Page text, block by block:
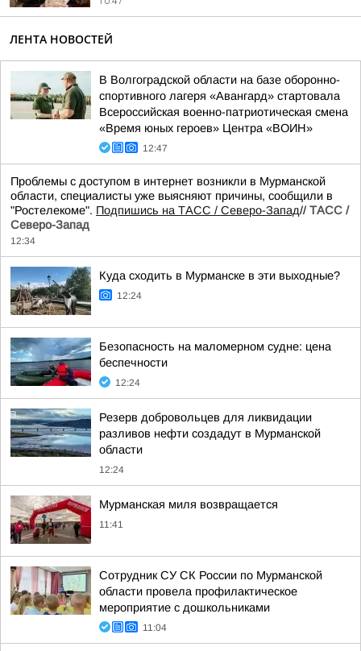
ЛЕНТА НОВОСТЕЙ
В Волгоградской области на базе оборонно-
спортивного лагеря «Авангард» стартовала
Всероссийская военно-патриотическая смена
«Время юных героев» Центра «ВОИН»
12:47
Проблемы с доступом в интернет возникли в Мурманской
области, специалисты уже выясняют причины, сообщили в
"Ростелекоме". Подпишись на ТАСС / Северо-Запад// ТАСС /
Северо-Запад
12:34
Куда сходить в Мурманске в эти выходные?
12:24
Безопасность на маломерном судне: цена
беспечности
12:24
Резерв добровольцев для ликвидации
разливов нефти создадут в Мурманской
области
12:24
Мурманская миля возвращается
11:41
Сотрудник СУ СК России по Мурманской
области провела профилактическое
мероприятие с дошкольниками
11:04